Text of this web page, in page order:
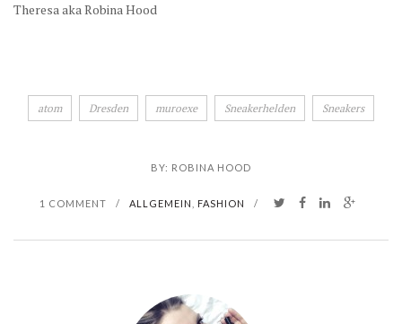
Theresa aka Robina Hood
atom Dresden muroexe Sneakerhelden Sneakers
BY: ROBINA HOOD
1 COMMENT / ALLGEMEIN FASHION /